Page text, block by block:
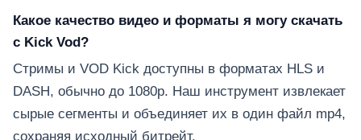
Какое качество видео и форматы я могу скачать
с Kick Vod?
Стримы и VOD Kick доступны в форматах HLS и
DASH, обычно до 1080p. Наш инструмент извлекает
сырые сегменты и объединяет их в один файл mp4,
сохраняя исходный битрейт.